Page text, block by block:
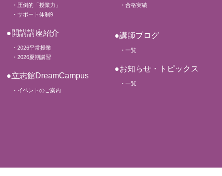
・圧倒的「授業力」
・サポート体制9
●開講講座紹介
・2026平常授業
・2026夏期講習
●立志館DreamCampus
・イベントのご案内
・合格実績
●講師ブログ
・一覧
●お知らせ・トピックス
・一覧